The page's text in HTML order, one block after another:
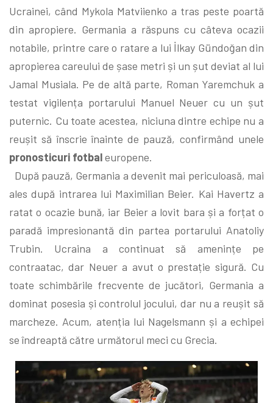
Ucrainei, când Mykola Matviienko a tras peste poartă
din apropiere. Germania a răspuns cu câteva ocazii
notabile, printre care o ratare a lui İlkay Gündoğan din
apropierea careului de șase metri și un șut deviat al lui
Jamal Musiala. Pe de altă parte, Roman Yaremchuk a
testat vigilența portarului Manuel Neuer cu un șut
puternic. Cu toate acestea, niciuna dintre echipe nu a
reușit să înscrie înainte de pauză, confirmând unele
pronosticuri fotbaleuropene.
După pauză, Germania a devenit mai periculoasă, mai
ales după intrarea lui Maximilian Beier. Kai Havertz a
ratat o ocazie bună, iar Beier a lovit bara și a forțat o
paradă impresionantă din partea portarului Anatoliy
Trubin. Ucraina a continuat să amenințe pe
contraatac, dar Neuer a avut o prestație sigură. Cu
toate schimbările frecvente de jucători, Germania a
dominat posesia și controlul jocului, dar nu a reușit să
marcheze. Acum, atenția lui Nagelsmann și a echipei
se îndreaptă către următorul meci cu Grecia.